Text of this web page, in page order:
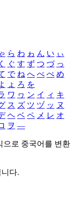
ら わ ゎ ん い ぃ
く ぐ す ず つ づ っ
で ね へ べ ぺ め
ょ ろ を
ワ ヮ ン イ ィ キ
ス ズ ツ ヅ ッ ヌ
ヘ ベ ペ メ レ オ
ヲ ―
으로 중국어를 변환
다.